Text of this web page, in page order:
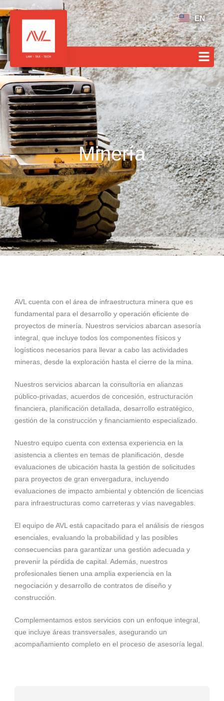
EN
Minería
AVL cuenta con el área de infraestructura minera que es
fundamental para el desarrollo y operación eficiente de
proyectos de minería. Nuestros servicios abarcan asesoría
integral, que incluye todos los componentes físicos y
logísticos necesarios para llevar a cabo las actividades
mineras, desde la exploración hasta el cierre de la mina.
Nuestros servicios abarcan la consultoría en alianzas
público-privadas, acuerdos de concesión, estructuración
financiera, planificación detallada, desarrollo estratégico,
gestión de la construcción y financiamiento especializado.
Nuestro equipo cuenta con extensa experiencia en la
asistencia a clientes en temas de planificación, desde
evaluaciones de ubicación hasta la gestión de solicitudes
para proyectos de gran envergadura, incluyendo
evaluaciones de impacto ambiental y obtención de licencias
para infraestructuras como carreteras y vías navegables.
El equipo de AVL está capacitado para el análisis de riesgos
esenciales, evaluando la probabilidad y las posibles
consecuencias para garantizar una gestión adecuada y
prevenir la pérdida de capital. Además, nuestros
profesionales tienen una amplia experiencia en la
negociación y desarrollo de contratos de diseño y
construcción.
Complementamos estos servicios con un enfoque integral,
que incluye áreas transversales, asegurando un
acompañamiento completo en el proceso de asesoría legal.